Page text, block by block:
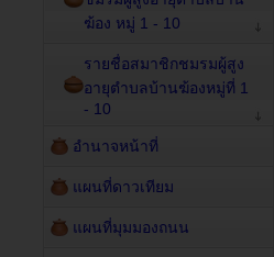
ฆ้อง หมู่ 1 - 10
รายชื่อสมาชิกชมรมผู้สูง
อายุตำบลบ้านฆ้องหมู่ที่ 1
- 10
อำนาจหน้าที่
แผนที่ดาวเทียม
แผนที่มุมมองถนน